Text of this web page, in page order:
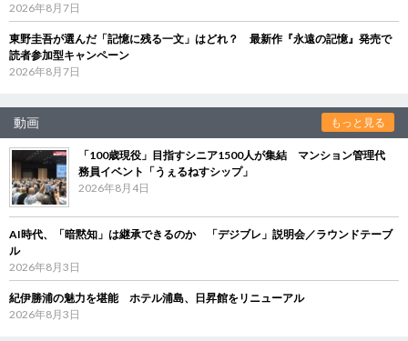
2026年8月7日
東野圭吾が選んだ「記憶に残る一文」はどれ？ 最新作『永遠の記憶』発売で
読者参加型キャンペーン
2026年8月7日
動画 もっと見る
「100歳現役」目指すシニア1500人が集結 マンション管理代
務員イベント「うぇるねすシップ」
2026年8月4日
AI時代、「暗黙知」は継承できるのか 「デジブレ」説明会／ラウンドテーブ
ル
2026年8月3日
紀伊勝浦の魅力を堪能 ホテル浦島、日昇館をリニューアル
2026年8月3日